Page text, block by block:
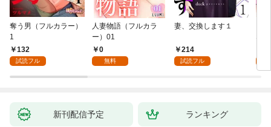
奪う男（フルカラー）
1
132
試読フル
人妻物語（フルカラ
ー）01
0
無料
妻、交換します１
214
試読フル
な
新刊配信予定 ランキング